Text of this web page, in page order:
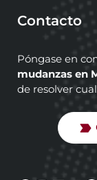
Contacto
Póngase en
mudanzas en
de resolver